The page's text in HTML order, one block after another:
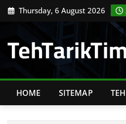
Skip Thursday, 6 August 2026
HOME SITEMAP